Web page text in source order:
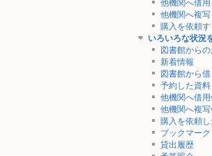
他機関へ借
他機関へ複
購入を依頼す
いろいろな状況
図書館から
新着情報
図書館から
予約した資料
他機関へ借
他機関へ複
購入を依頼
ブックマー
貸出履歴